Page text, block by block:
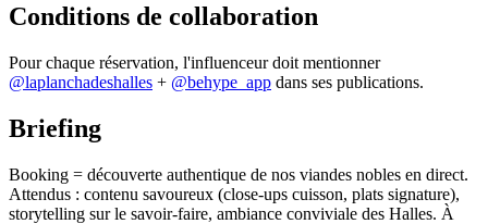
Conditions de collaboration
Pour chaque réservation, l'influenceur doit mentionner
@laplanchadeshalles + @behype_app dans ses publications.
Briefing
Booking = découverte authentique de nos viandes nobles en direct.
Attendus : contenu savoureux (close-ups cuisson, plats signature),
storytelling sur le savoir-faire, ambiance conviviale des Halles. À